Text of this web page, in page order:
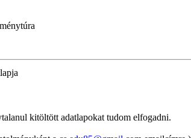
kitöltött adatlapokat tudom elfogadni.